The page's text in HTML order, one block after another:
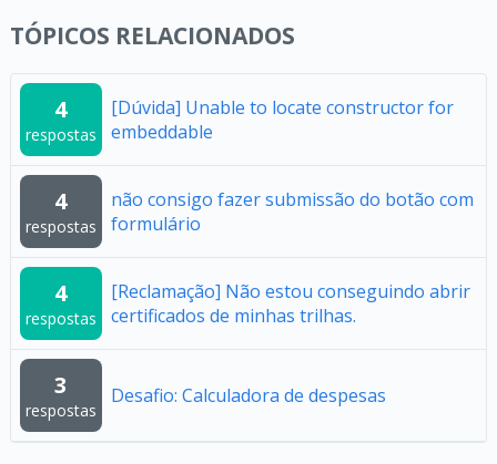
TÓPICOS RELACIONADOS
4
respostas
[Dúvida] Unable to locate constructor for
embeddable
4
respostas
não consigo fazer submissão do botão com
formulário
4
respostas
[Reclamação] Não estou conseguindo abrir
certificados de minhas trilhas.
3
respostas
Desafio: Calculadora de despesas